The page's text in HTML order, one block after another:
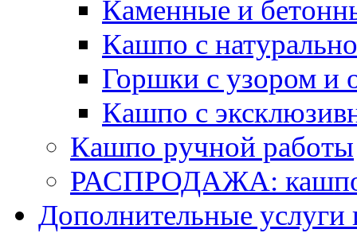
Каменные и
Кашпо с
Горшки с узором и
Кашпо с
Кашпо ручной работы
РАСПРОДАЖА: кашпо
Дополнительные услуги